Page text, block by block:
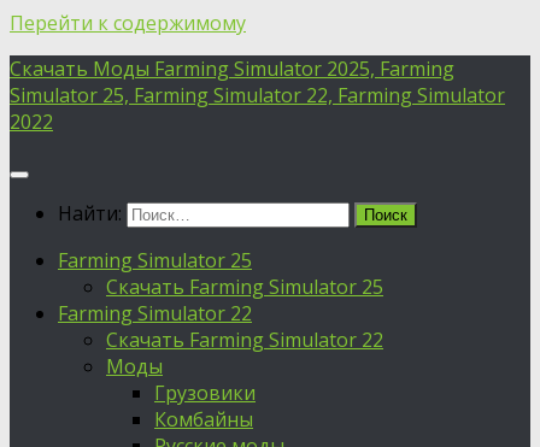
Перейти к содержимому
Скачать Моды Farming Simulator 2025, Farming
Simulator 25, Farming Simulator 22, Farming Simulator
2022
Найти:
Farming Simulator 25
Скачать Farming Simulator 25
Farming Simulator 22
Скачать Farming Simulator 22
Моды
Грузовики
Комбайны